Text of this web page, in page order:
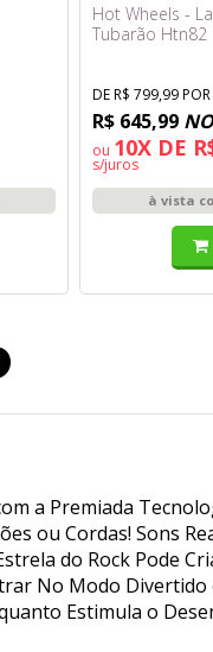
Hot Wheels -
Tubarão Htn82
DE R$ 799,99 POR
R$ 645,99
ou 10X DE
s/juros
à vista
a Premiada
ou Cordas! Sons
do Rock Pode
No Modo
Estimula o